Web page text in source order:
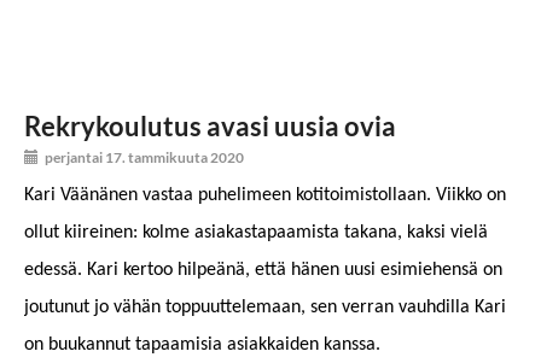
Rekrykoulutus avasi uusia ovia
perjantai 17. tammikuuta 2020
Kari Väänänen vastaa puhelimeen kotitoimistollaan. Viikko on
ollut kiireinen: kolme asiakastapaamista takana, kaksi vielä
edessä. Kari kertoo hilpeänä, että hänen uusi esimiehensä on
joutunut jo vähän toppuuttelemaan, sen verran vauhdilla Kari
on buukannut tapaamisia asiakkaiden kanssa.